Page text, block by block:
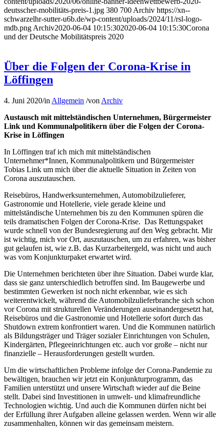
deutsscher-mobilitäts-preis-1.jpg 380 700 Archiv https://xn--
schwarzelhr-sutter-u6b.de/wp-content/uploads/2024/11/rsl-logo-
mdb.png Archiv2020-06-04 10:15:302020-06-04 10:15:30Corona
und der Deutsche Mobilitätspreis 2020
Über die Folgen der Corona-Krise in
Löffingen
4. Juni 2020/in Allgemein /von Archiv
Austausch mit mittelständischen Unternehmen, Bürgermeister
Link und Kommunalpolitikern über die Folgen der Corona-
Krise in Löffingen
In Löffingen traf ich mich mit mittelständischen
Unternehmer*Innen, Kommunalpolitikern und Bürgermeister
Tobias Link um mich über die aktuelle Situation in Zeiten von
Corona auszutauschen.
Reisebüros, Handwerksunternehmen, Automobilzulieferer,
Gastronomie und Hotellerie, viele gerade kleine und
mittelständische Unternehmen bis zu den Kommunen spüren die
teils dramatischen Folgen der Corona-Krise. Das Rettungspaket
wurde schnell von der Bundesregierung auf den Weg gebracht. Mir
ist wichtig, mich vor Ort, auszutauschen, um zu erfahren, was bisher
gut gelaufen ist, wie z.B. das Kurzarbeitergeld, was nicht und auch
was vom Konjunkturpaket erwartet wird.
Die Unternehmen berichteten über ihre Situation. Dabei wurde klar,
dass sie ganz unterschiedlich betroffen sind. Im Baugewerbe und
bestimmten Gewerken ist noch nicht erkennbar, wie es sich
weiterentwickelt, während die Automobilzulieferbranche sich schon
vor Corona mit strukturellen Veränderungen auseinandergesetzt hat,
Reisebüros und die Gastronomie und Hotellerie sofort durch das
Shutdown extrem konfrontiert waren. Und die Kommunen natürlich
als Bildungsträger und Träger sozialer Einrichtungen von Schulen,
Kindergärten, Pflegeeinrichtungen etc. auch vor große – nicht nur
finanzielle – Herausforderungen gestellt wurden.
Um die wirtschaftlichen Probleme infolge der Corona-Pandemie zu
bewältigen, brauchen wir jetzt ein Konjunkturprogramm, das
Familien unterstützt und unsere Wirtschaft wieder auf die Beine
stellt. Dabei sind Investitionen in umwelt- und klimafreundliche
Technologien wichtig. Und auch die Kommunen dürfen nicht bei
der Erfüllung ihrer Aufgaben alleine gelassen werden. Wenn wir alle
zusammenhalten, können wir das gemeinsam meistern.